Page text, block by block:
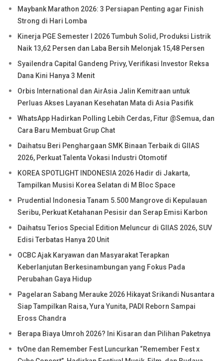
Maybank Marathon 2026: 3 Persiapan Penting agar Finish
Strong di Hari Lomba
Kinerja PGE Semester I 2026 Tumbuh Solid, Produksi Listrik
Naik 13,62 Persen dan Laba Bersih Melonjak 15,48 Persen
Syailendra Capital Gandeng Privy, Verifikasi Investor Reksa
Dana Kini Hanya 3 Menit
Orbis International dan AirAsia Jalin Kemitraan untuk
Perluas Akses Layanan Kesehatan Mata di Asia Pasifik
WhatsApp Hadirkan Polling Lebih Cerdas, Fitur @Semua, dan
Cara Baru Membuat Grup Chat
Daihatsu Beri Penghargaan SMK Binaan Terbaik di GIIAS
2026, Perkuat Talenta Vokasi Industri Otomotif
KOREA SPOTLIGHT INDONESIA 2026 Hadir di Jakarta,
Tampilkan Musisi Korea Selatan di M Bloc Space
Prudential Indonesia Tanam 5.500 Mangrove di Kepulauan
Seribu, Perkuat Ketahanan Pesisir dan Serap Emisi Karbon
Daihatsu Terios Special Edition Meluncur di GIIAS 2026, SUV
Edisi Terbatas Hanya 20 Unit
OCBC Ajak Karyawan dan Masyarakat Terapkan
Keberlanjutan Berkesinambungan yang Fokus Pada
Perubahan Gaya Hidup
Pagelaran Sabang Merauke 2026 Hikayat Srikandi Nusantara
Siap Tampilkan Raisa, Yura Yunita, PADI Reborn Sampai
Eross Chandra
Berapa Biaya Umroh 2026? Ini Kisaran dan Pilihan Paketnya
tvOne dan Remember Fest Luncurkan “Remember Fest x